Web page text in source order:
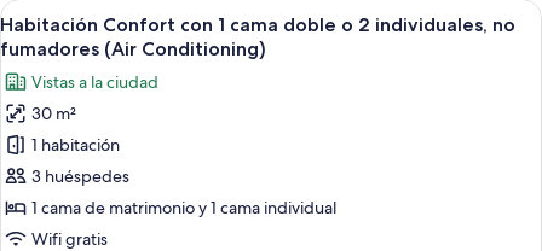
no
fumadores
(Air
Conditioning)
1
cama
o
2
individuales,
no
fumadores
Conditioning)
Abrir
todas
las
fotos
de
Habitación
Confort
con
1
Ropa de cama de alta calidad,
16
Habitación Confort con 1 cama doble o 2 individuales, no
fumadores (Air Conditioning)
Vistas a la ciudad
30 m²
1 habitación
3 huéspedes
1 cama de matrimonio y 1 cama individual
Wifi gratis